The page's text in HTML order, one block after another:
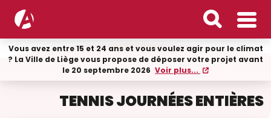
Vous avez entre 15 et 24 ans et vous voulez agir pour le climat
? La Ville de Liège vous propose de déposer votre projet avant
le 20 septembre 2026 Voir plus...
TENNIS JOURNÉES ENTIÈRES